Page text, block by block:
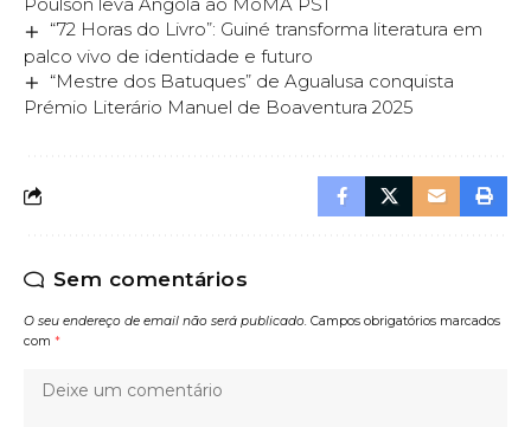
Poulson leva Angola ao MoMA PS1
“72 Horas do Livro”: Guiné transforma literatura em
palco vivo de identidade e futuro
“Mestre dos Batuques” de Agualusa conquista
Prémio Literário Manuel de Boaventura 2025
Sem comentários
O seu endereço de email não será publicado. Campos obrigatórios marcados
com *